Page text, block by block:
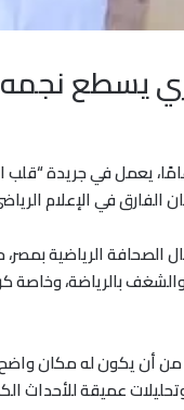
يسطع
خالد إسماعيل، صحفي رياضي شاب يبلغ من العمر
الفارق في الإعلام
الصحافة الرياضية
بالرياضة، وخاصة
قليلة من أن يكون له
عميقة للأحداث